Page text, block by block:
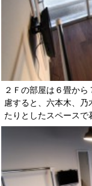
２Ｆの部屋は６畳か
慮すると、六本木、乃
たりとしたスペースで